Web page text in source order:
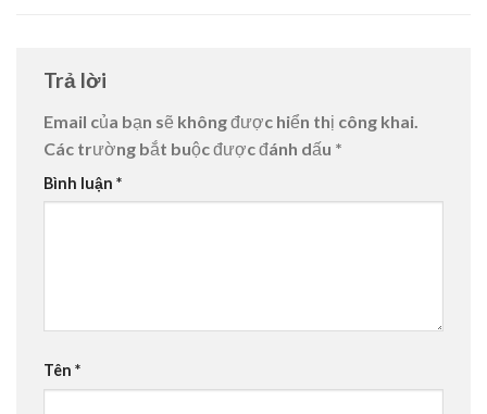
Trả lời
Email của bạn sẽ không được hiển thị công khai.
Các trường bắt buộc được đánh dấu *
Bình luận *
Tên *